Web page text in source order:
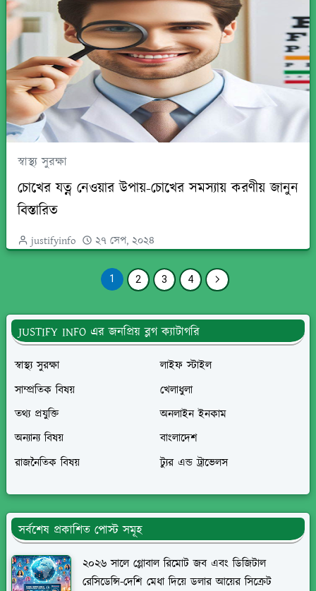
স্বাস্থ্য সুরক্ষা
চোখের যত্ন নেওয়ার উপায়-চোখের সমস্যায় করণীয় জানুন
বিস্তারিত
justifyinfo ২৭ সেপ, ২০২৪
1 2 3 4
JUSTIFY INFO এর জনপ্রিয় ব্লগ ক্যাটাগরি
স্বাস্থ্য সুরক্ষা
লাইফ স্টাইল
সাম্প্রতিক বিষয়
খেলাধুলা
তথ্য প্রযুক্তি
অনলাইন ইনকাম
অন্যান্য বিষয়
বাংলাদেশ
রাজনৈতিক বিষয়
ট্যুর এন্ড ট্রাভেলস
সর্বশেষ প্রকাশিত পোস্ট সমূহ
২০২৬ সালে গ্লোবাল রিমোট জব এবং ডিজিটাল
রেসিডেন্সি-দেশি মেধা দিয়ে ডলার আয়ের সিক্রেট